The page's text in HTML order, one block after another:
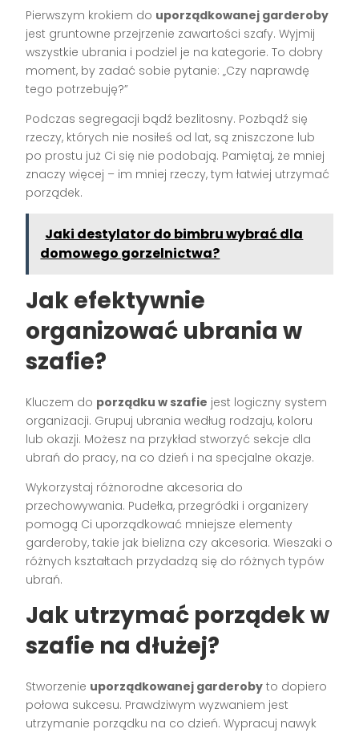
Pierwszym krokiem do uporządkowanej garderoby
jest gruntowne przejrzenie zawartości szafy. Wyjmij
wszystkie ubrania i podziel je na kategorie. To dobry
moment, by zadać sobie pytanie: „Czy naprawdę
tego potrzebuję?”
Podczas segregacji bądź bezlitosny. Pozbądź się
rzeczy, których nie nosiłeś od lat, są zniszczone lub
po prostu już Ci się nie podobają. Pamiętaj, że mniej
znaczy więcej – im mniej rzeczy, tym łatwiej utrzymać
porządek.
Jaki destylator do bimbru wybrać dla
domowego gorzelnictwa?
Jak efektywnie
organizować ubrania w
szafie?
Kluczem do porządku w szafie jest logiczny system
organizacji. Grupuj ubrania według rodzaju, koloru
lub okazji. Możesz na przykład stworzyć sekcje dla
ubrań do pracy, na co dzień i na specjalne okazje.
Wykorzystaj różnorodne akcesoria do
przechowywania. Pudełka, przegródki i organizery
pomogą Ci uporządkować mniejsze elementy
garderoby, takie jak bielizna czy akcesoria. Wieszaki o
różnych kształtach przydadzą się do różnych typów
ubrań.
Jak utrzymać porządek w
szafie na dłużej?
Stworzenie uporządkowanej garderoby to dopiero
połowa sukcesu. Prawdziwym wyzwaniem jest
utrzymanie porządku na co dzień. Wypracuj nawyk